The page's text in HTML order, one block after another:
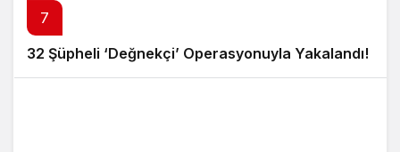
7
32 Şüpheli ‘Değnekçi’ Operasyonuyla Yakalandı!